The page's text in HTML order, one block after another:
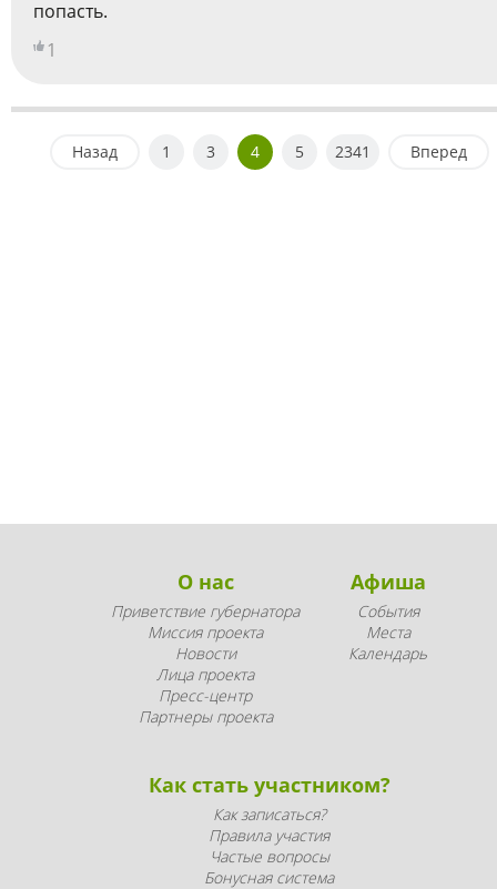
попасть.
1
Назад 1 3 4 5 2341 Вперед
О нас
Приветствие губернатора
Миссия проекта
Новости
Лица проекта
Пресс-центр
Партнеры проекта
Афиша
События
Места
Календарь
Как стать участником?
Как записаться?
Правила участия
Частые вопросы
Бонусная система